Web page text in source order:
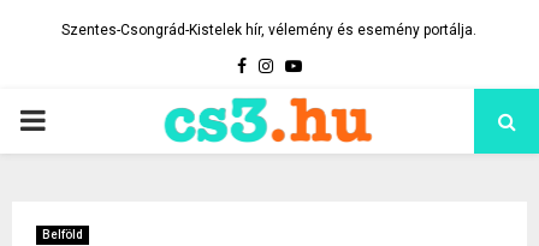
Szentes-Csongrád-Kistelek hír, vélemény és esemény portálja.
Facebook
Instagram
Youtube
PRIMARY
Belföld